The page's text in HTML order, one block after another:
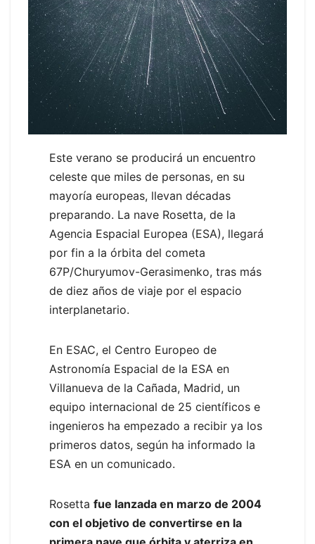
Este verano se producirá un encuentro
celeste que miles de personas, en su
mayoría europeas, llevan décadas
preparando. La nave Rosetta, de la
Agencia Espacial Europea (ESA), llegará
por fin a la órbita del cometa
67P/Churyumov-Gerasimenko, tras más
de diez años de viaje por el espacio
interplanetario.
En ESAC, el Centro Europeo de
Astronomía Espacial de la ESA en
Villanueva de la Cañada, Madrid, un
equipo internacional de 25 científicos e
ingenieros ha empezado a recibir ya los
primeros datos, según ha informado la
ESA en un comunicado.
Rosetta fue lanzada en marzo de 2004
con el objetivo de convertirse en la